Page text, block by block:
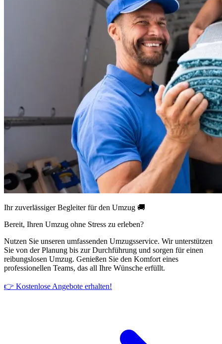
Ihr zuverlässiger Begleiter für den Umzug 🚚
Bereit, Ihren Umzug ohne Stress zu erleben?
Nutzen Sie unseren umfassenden Umzugsservice. Wir unterstützen
Sie von der Planung bis zur Durchführung und sorgen für einen
reibungslosen Umzug. Genießen Sie den Komfort eines
professionellen Teams, das all Ihre Wünsche erfüllt.
👉 Kostenlose Angebote erhalten!